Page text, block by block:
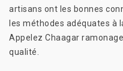
artisans ont les bonnes
les méthodes adéquates à
Appelez Chaagar
qualité.